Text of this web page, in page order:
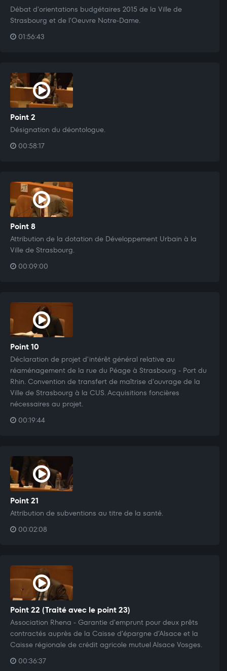
Débat d'orientations budgétaires 2015 de la Ville de
Strasbourg et de l'Oeuvre Notre-Dame.
01:56:43
Point 2
Désignation du déontologue.
00:58:17
Point 8
Attribution de la dotation de Développement Urbain à la
Ville de Strasbourg.
00:09:00
Point 10
Déclaration de projet d'intérêt général relative au
réaménagement de la rue du Péage à Strasbourg - Port du
Rhin. Convention de transfert de maîtrise d'ouvrage de la
Ville de Strasbourg à la CUS. Acquisitions foncières
nécessaires au projet.
00:19:44
Point 21
Attribution de subventions au titre de la santé.
00:02:08
Point 22 (Traité avec le point 23)
Association Rhena - Garantie d'emprunt pour deux prêts
contractés auprès de la Caisse d’épargne d’Alsace et la
Caisse régionale de crédit agricole mutuel Alsace Vosges.
00:36:37